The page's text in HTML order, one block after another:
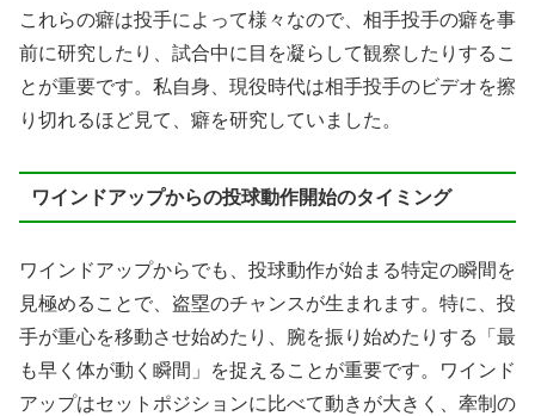
これらの癖は投手によって様々なので、相手投手の癖を事
前に研究したり、試合中に目を凝らして観察したりするこ
とが重要です。私自身、現役時代は相手投手のビデオを擦
り切れるほど見て、癖を研究していました。
ワインドアップからの投球動作開始のタイミング
ワインドアップからでも、投球動作が始まる特定の瞬間を
見極めることで、盗塁のチャンスが生まれます。特に、投
手が重心を移動させ始めたり、腕を振り始めたりする「最
も早く体が動く瞬間」を捉えることが重要です。ワインド
アップはセットポジションに比べて動きが大きく、牽制の